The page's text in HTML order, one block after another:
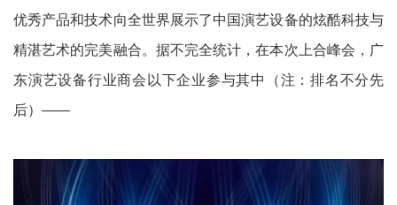
优秀产品和技术向全世界展示了中国演艺设备的炫酷科技与
精湛艺术的完美融合。据不完全统计，在本次上合峰会，广
东演艺设备行业商会以下企业参与其中（注：排名不分先
后）——